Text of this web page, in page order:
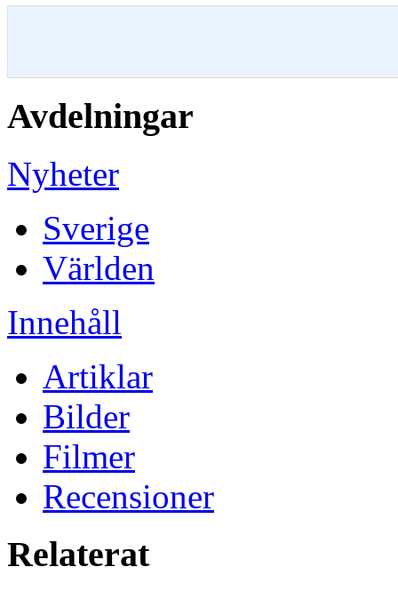
Avdelningar
Nyheter
Sverige
Världen
Innehåll
Artiklar
Bilder
Filmer
Recensioner
Relaterat